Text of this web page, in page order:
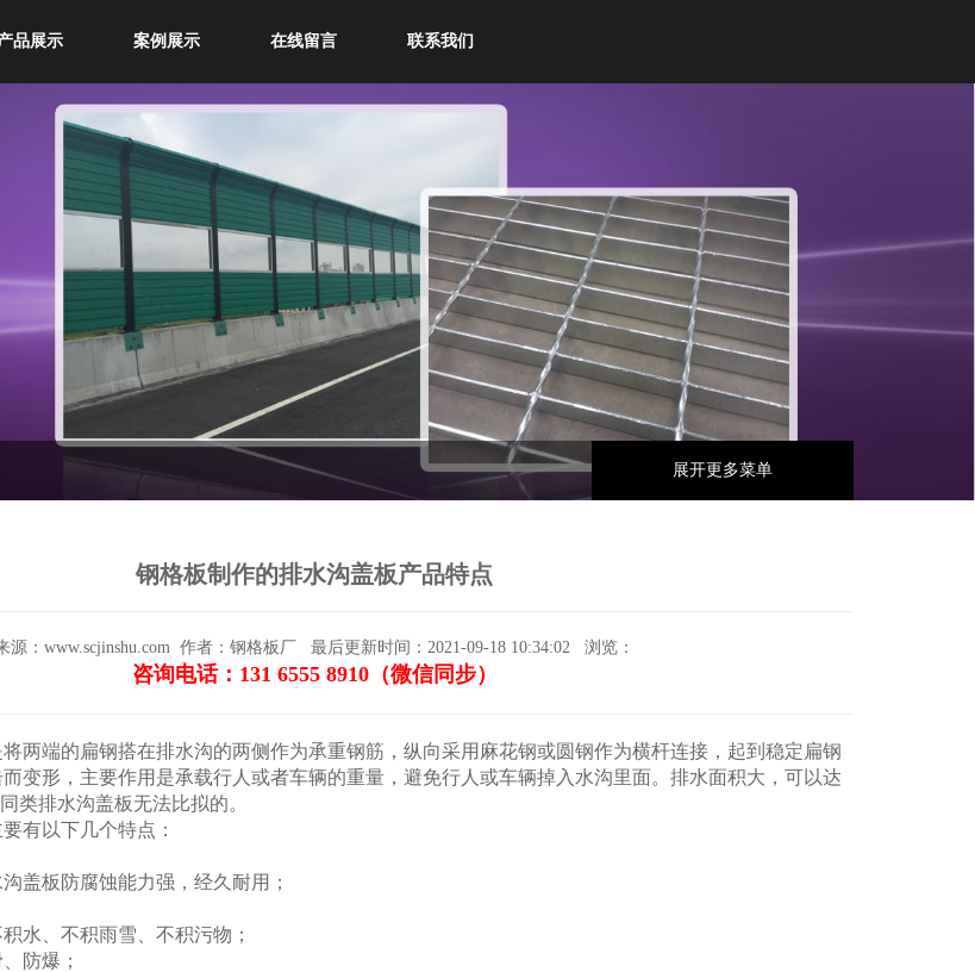
品展示 案例展示 在线留言 联系我们
展开更多菜单
钢格板制作的排水沟盖板产品特点
源：www.scjinshu.com 作者：钢格板厂 最后更新时间：2021-09-18 10:34:02 浏览：
咨询电话：131 6555 8910（微信同步）
将两端的扁钢搭在排水沟的两侧作为承重钢筋，纵向采用麻花钢或圆钢作为横杆连接，起到稳定扁钢
变形，主要作用是承载行人或者车辆的重量，避免行人或车辆掉入水沟里面。排水面积大，可以达
类排水沟盖板无法比拟的。
有以下几个特点：
盖板防腐蚀能力强，经久耐用；
水、不积雨雪、不积污物；
防爆；